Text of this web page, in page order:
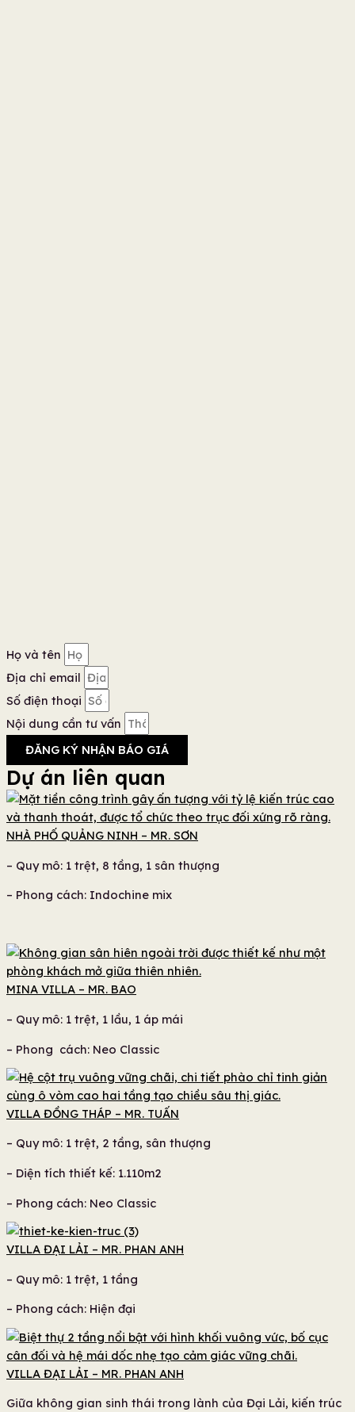
Họ và tên
Địa chỉ email
Số điện thoại
Nội dung cần tư vấn
ĐĂNG KÝ NHẬN BÁO GIÁ
Dự án liên quan
NHÀ PHỐ QUẢNG NINH – MR. SƠN
– Quy mô: 1 trệt, 8 tầng, 1 sân thượng
– Phong cách: Indochine mix
MINA VILLA – MR. BAO
– Quy mô: 1 trệt, 1 lầu, 1 áp mái
– Phong cách: Neo Classic
VILLA ĐỒNG THÁP – MR. TUẤN
– Quy mô: 1 trệt, 2 tầng, sân thượng
– Diện tích thiết kế: 1.110m2
– Phong cách: Neo Classic
VILLA ĐẠI LẢI – MR. PHAN ANH
– Quy mô: 1 trệt, 1 tầng
– Phong cách: Hiện đại
VILLA ĐẠI LẢI – MR. PHAN ANH
Giữa không gian sinh thái trong lành của Đại Lải, kiến trúc